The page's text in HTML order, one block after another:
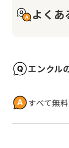
よくあ
エンクル
すべて無